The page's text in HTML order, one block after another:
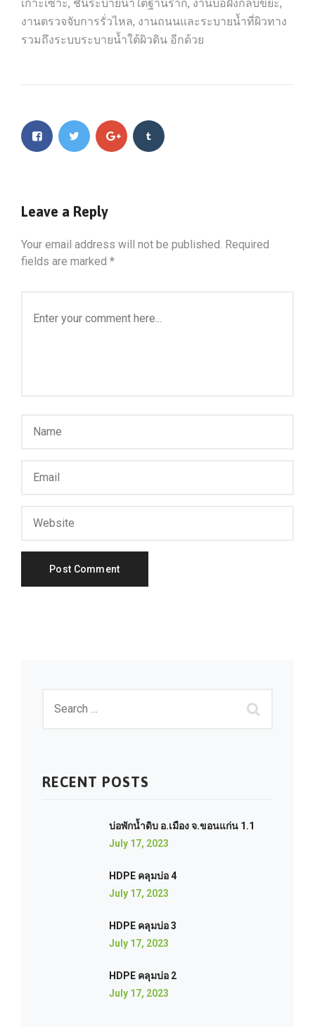
เกาะเซาะ, ชั้นระบายน้ำใต้ฐานราก, งานบ่อฝังกลบขยะ,
งานตรวจจับการรั่วไหล, งานถนนและระบายน้ำที่ผิวทาง
รวมถึงระบบระบายน้ำใต้ผิวดิน อีกด้วย
Leave a Reply
Your email address will not be published. Required
fields are marked *
RECENT POSTS
บ่อพักน้ำดิบ อ.เมือง จ.ขอนแก่น 1.1
July 17, 2023
HDPE คลุมบ่อ 4
July 17, 2023
HDPE คลุมบ่อ 3
July 17, 2023
HDPE คลุมบ่อ 2
July 17, 2023